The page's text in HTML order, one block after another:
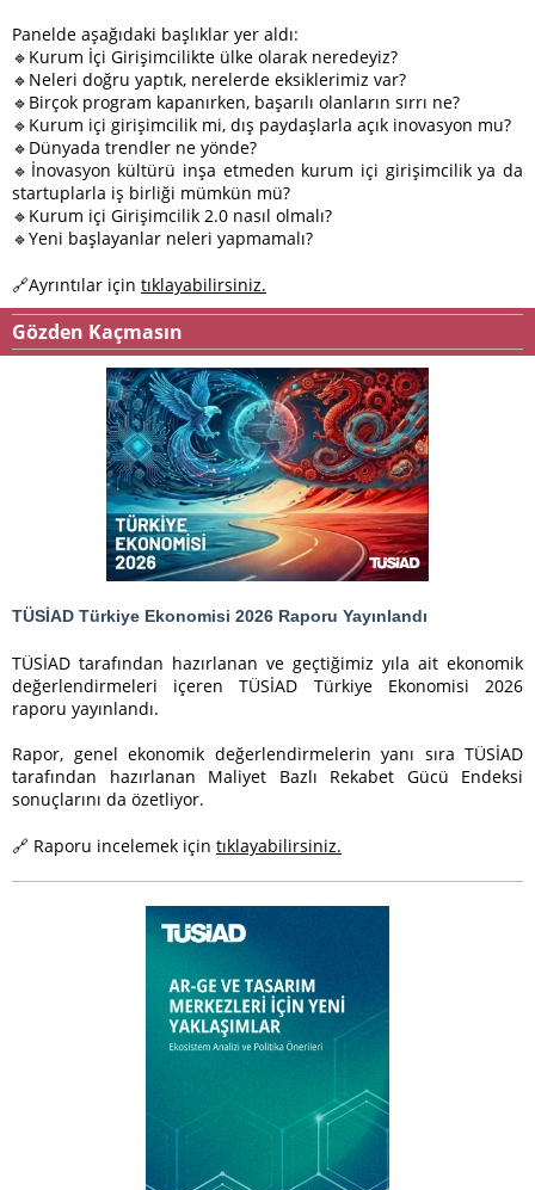
Panelde aşağıdaki başlıklar yer aldı:
🔹Kurum İçi Girişimcilikte ülke olarak neredeyiz?
🔹Neleri doğru yaptık, nerelerde eksiklerimiz var?
🔹Birçok program kapanırken, başarılı olanların sırrı ne?
🔹Kurum içi girişimcilik mi, dış paydaşlarla açık inovasyon mu?
🔹Dünyada trendler ne yönde?
🔹İnovasyon kültürü inşa etmeden kurum içi girişimcilik ya da
startuplarla iş birliği mümkün mü?
🔹Kurum içi Girişimcilik 2.0 nasıl olmalı?
🔹Yeni başlayanlar neleri yapmamalı?
🔗Ayrıntılar için tıklayabilirsiniz.
Gözden Kaçmasın
TÜSİAD Türkiye Ekonomisi 2026 Raporu Yayınlandı
TÜSİAD tarafından hazırlanan ve geçtiğimiz yıla ait ekonomik
değerlendirmeleri içeren TÜSİAD Türkiye Ekonomisi 2026
raporu yayınlandı.
Rapor, genel ekonomik değerlendirmelerin yanı sıra TÜSİAD
tarafından hazırlanan Maliyet Bazlı Rekabet Gücü Endeksi
sonuçlarını da özetliyor.
🔗 Raporu incelemek için tıklayabilirsiniz.